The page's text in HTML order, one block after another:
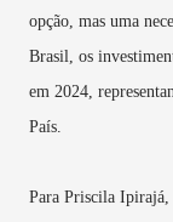
opção, mas uma
Brasil, os
em 2024,
País.
Para Priscila